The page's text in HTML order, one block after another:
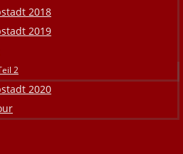
2018
2019
2
2020